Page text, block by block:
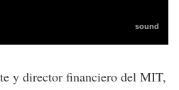
y director financiero del MIT,